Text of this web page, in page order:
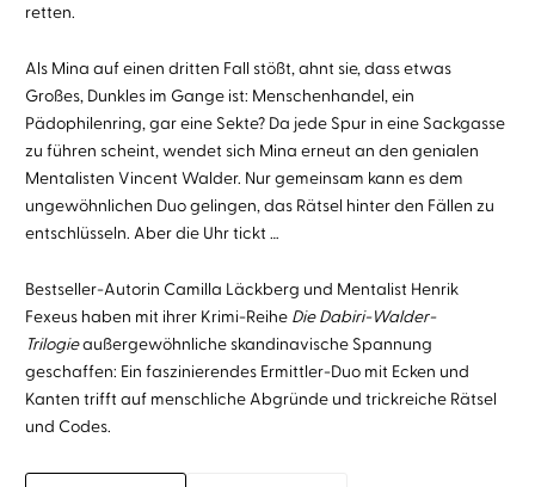
retten.
Als Mina auf einen dritten Fall stößt, ahnt sie, dass etwas
Großes, Dunkles im Gange ist: Menschenhandel, ein
Pädophilenring, gar eine Sekte? Da jede Spur in eine Sackgasse
zu führen scheint, wendet sich Mina erneut an den genialen
Mentalisten Vincent Walder. Nur gemeinsam kann es dem
ungewöhnlichen Duo gelingen, das Rätsel hinter den Fällen zu
entschlüsseln. Aber die Uhr tickt …
Bestseller-Autorin Camilla Läckberg und Mentalist Henrik
Fexeus haben mit ihrer Krimi-Reihe Die Dabiri-Walder-
Trilogieaußergewöhnliche skandinavische Spannung
geschaffen: Ein faszinierendes Ermittler-Duo mit Ecken und
Kanten trifft auf menschliche Abgründe und trickreiche Rätsel
und Codes.